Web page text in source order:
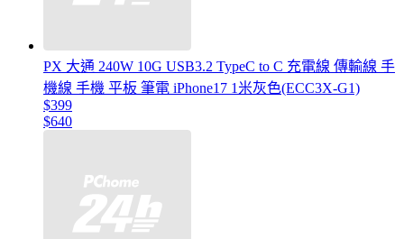
PX 大通 240W 10G USB3.2 TypeC to C 充電線 傳輸線 手
機線 手機 平板 筆電 iPhone17 1米灰色(ECC3X-G1)
$399
$640